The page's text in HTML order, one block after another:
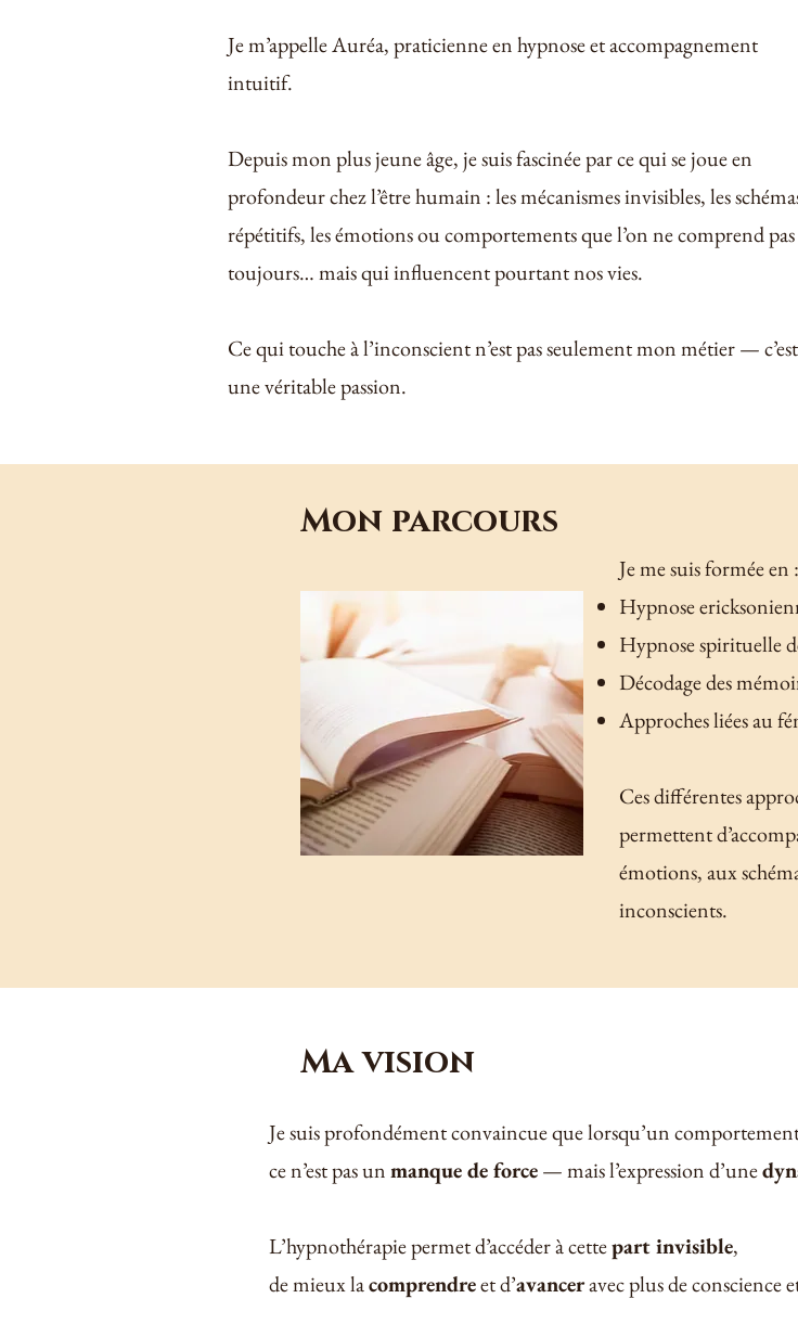
Je m’appelle Auréa, praticienne en hypnose et accompagnement
intuitif.
Depuis mon plus jeune âge, je suis fascinée par ce qui se joue en
profondeur chez l’être humain : les mécanismes invisibles, les
répétitifs, les émotions ou comportements que l’on ne comprend pas
toujours… mais qui influencent pourtant nos vies.
Ce qui touche à l’inconscient n’est pas seulement mon métier — c’est
une véritable passion.
Mon parcours
Je me suis formée en :
Hypnose
Hypnose spirituelle
Décodage des
Approches liées au
Ces différentes
permettent
émotions, aux
inconscients.
Ma vision
Je suis profondément convaincue que lorsqu’un
ce n’est pas unmanque de force— mais l’expression d’une
L’hypnothérapie permet d’accéder à cettepart invisible,
de mieux lacomprendreet d’avanceravec plus de conscience